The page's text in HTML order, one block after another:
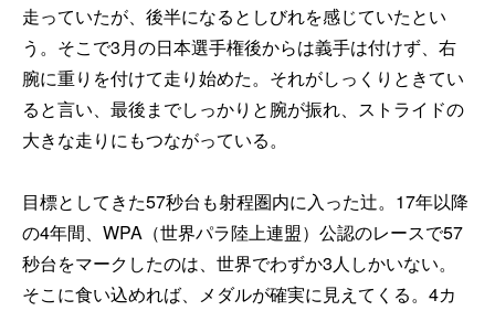
走っていたが、後半になるとしびれを感じていたとい
う。そこで3月の日本選手権後からは義手は付けず、右
腕に重りを付けて走り始めた。それがしっくりときてい
ると言い、最後までしっかりと腕が振れ、ストライドの
大きな走りにもつながっている。
目標としてきた57秒台も射程圏内に入った辻。17年以降
の4年間、WPA（世界パラ陸上連盟）公認のレースで57
秒台をマークしたのは、世界でわずか3人しかいない。
そこに食い込めれば、メダルが確実に見えてくる。4カ